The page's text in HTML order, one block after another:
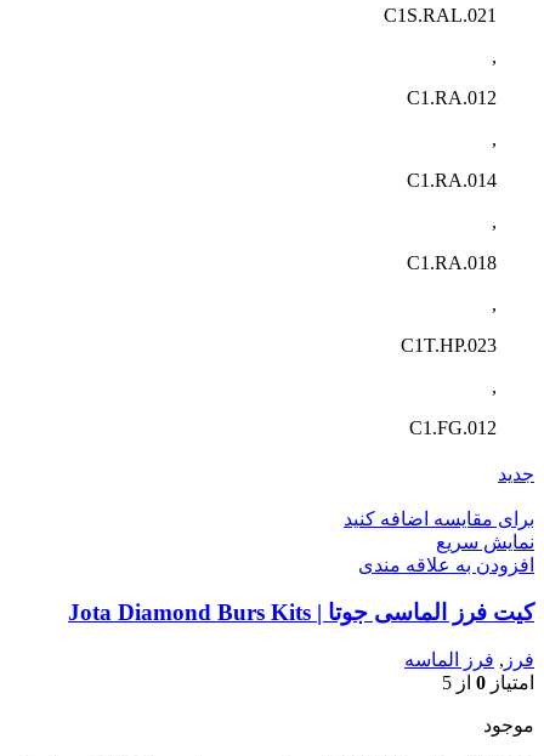
C1S.RAL.021
,
C1.RA.012
,
C1.RA.014
,
C1.RA.018
,
C1T.HP.023
,
C1.FG.012
جدید
برای مقایسه اضافه کنید
نمایش سریع
افزودن به علاقه مندی
کیت فرز الماسی جوتا | Jota Diamond Burs Kits
فرز , فرز الماسه
امتیاز 0 از 5
موجود